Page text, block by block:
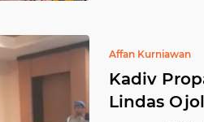
Affan Kurniawan
Kadiv
Lindas